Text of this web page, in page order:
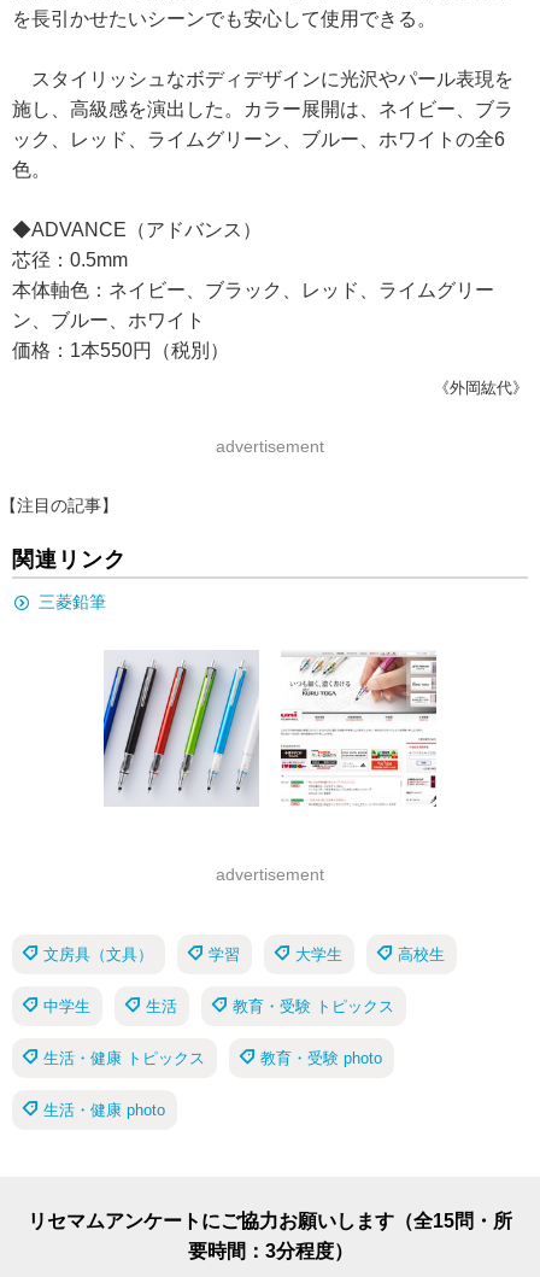
を長引かせたいシーンでも安心して使用できる。
スタイリッシュなボディデザインに光沢やパール表現を
施し、高級感を演出した。カラー展開は、ネイビー、ブラ
ック、レッド、ライムグリーン、ブルー、ホワイトの全6
色。
◆ADVANCE（アドバンス）
芯径：0.5mm
本体軸色：ネイビー、ブラック、レッド、ライムグリー
ン、ブルー、ホワイト
価格：1本550円（税別）
《外岡紘代》
advertisement
【注目の記事】
関連リンク
三菱鉛筆
advertisement
文房具（文具） 学習 大学生 高校生
中学生 生活 教育・受験 トピックス
生活・健康 トピックス 教育・受験 photo
生活・健康 photo
リセマムアンケートにご協力お願いします（全15問・所
要時間：3分程度）